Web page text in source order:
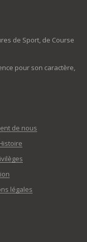
de Sport, de Course
pour son caractère,
de nous
légales